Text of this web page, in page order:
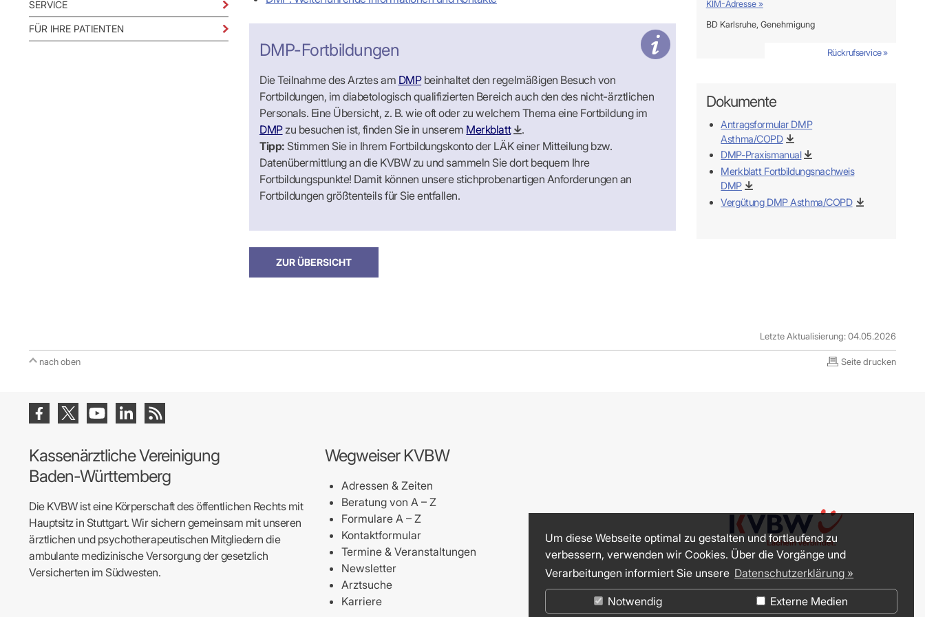
IT & Online-Dienste
SERVICE
FÜR IHRE PATIENTEN
DMP-Fortbildungen
Die Teilnahme des Arztes am DMPbeinhaltet den regelmäßigen Besuch von
Fortbildungen, im diabetologisch qualifizierten Bereich auch den des nicht-ärztlichen
Personals. Eine Übersicht, z. B. wie oft oder zu welchem Thema eine Fortbildung im
DMPzu besuchen ist, finden Sie in unserem Merkblatt
.
Tipp: Stimmen Sie in Ihrem Fortbildungskonto der LÄK einer Mitteilung bzw.
Datenübermittlung an die KVBW zu und sammeln Sie dort bequem Ihre
Fortbildungspunkte! Damit können unsere stichprobenartigen Anforderungen an
Fortbildungen größtenteils für Sie entfallen.
ZUR ÜBERSICHT
Wichtig:Damit Nachrichten bei einem KIM-Adressaten ankommen, müssen diese als KIM-E-Mail
innerhalb der TI übermittelt werden (funktioniert nicht aus dem freien Internet).
Rückrufservice »
Wichtig:Damit Nachrichten bei einem KIM-Adressaten ankommen, müssen diese als KIM-E-Mail
innerhalb der TI übermittelt werden (funktioniert nicht aus dem freien Internet).
Rückrufservice »
Wichtig:Damit Nachrichten bei einem KIM-Adressaten ankommen, müssen diese als KIM-E-Mail
innerhalb der TI übermittelt werden (funktioniert nicht aus dem freien Internet).
Rückrufservice »
Wichtig:Damit Nachrichten bei einem KIM-Adressaten ankommen, müssen diese als KIM-E-Mail
innerhalb der TI übermittelt werden (funktioniert nicht aus dem freien Internet).
KIM-Adresse »
BD Karlsruhe, Genehmigung
Rückrufservice »
Dokumente
Antragsformular DMP
Asthma/COPD
DMP-Praxismanual
Merkblatt Fortbildungsnachweis
DMP
Vergütung DMP Asthma/COPD
Letzte Aktualisierung: 04.05.2026
nach oben Seite drucken
Kassenärztliche Vereinigung
Baden-Württemberg
Die KVBW ist eine Körperschaft des öffentlichen Rechts mit
Hauptsitz in Stuttgart. Wir sichern gemeinsam mit unseren
ärztlichen und psychotherapeutischen Mitgliedern die
ambulante medizinische Versorgung der gesetzlich
Versicherten im Südwesten.
Wegweiser KVBW
Adressen & Zeiten
Beratung von A – Z
Formulare A – Z
Kontaktformular
Termine & Veranstaltungen
Newsletter
Arztsuche
Karriere
Um diese Webseite optimal zu gestalten und fortlaufend zu
verbessern, verwenden wir Cookies. Über die Vorgänge und
Verarbeitungen informiert Sie unsere Datenschutzerklärung »
Notwendig Externe Medien